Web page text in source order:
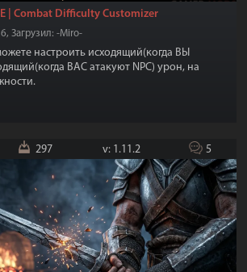
| Combat Difficulty Customizer
Загрузил: -Miro-
настроить исходящий(когда ВЫ
ВАС атакуют NPC) урон, на
297 v: 1.11.2 5